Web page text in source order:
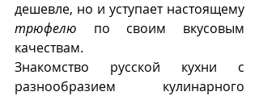
трюфелю по своим вкусовым
качествам.
Знакомство русской кухни с
разнообразием кулинарного